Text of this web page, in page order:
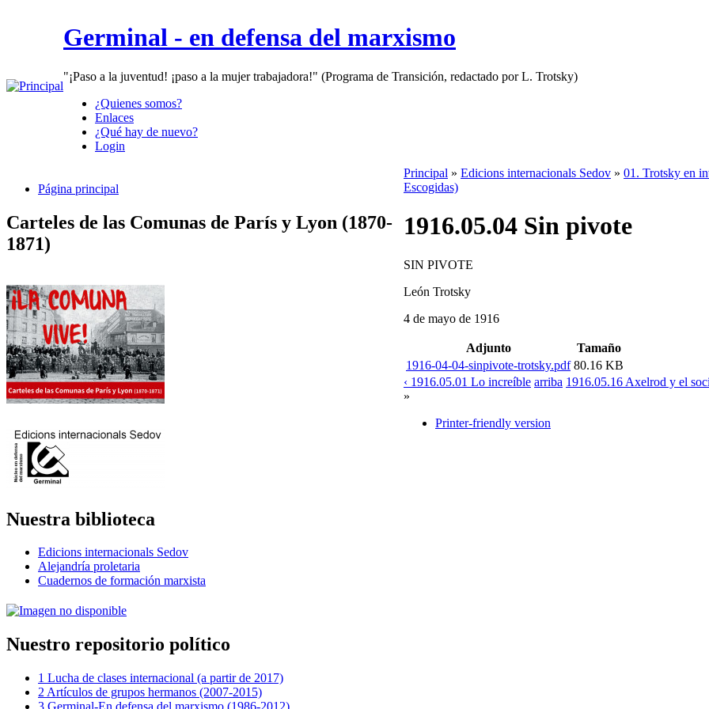
Germinal - en defensa del marxismo
"¡Paso a la juventud! ¡paso a la mujer trabajadora!" (Programa de Transición, redactado por L. Trotsky)
¿Quienes somos?
Enlaces
¿Qué hay de nuevo?
Login
Página principal
Carteles de las Comunas de París y Lyon (1870-
1871)
Nuestra biblioteca
Edicions internacionals Sedov
Alejandría proletaria
Cuadernos de formación marxista
Nuestro repositorio político
1 Lucha de clases internacional (a partir de 2017)
2 Artículos de grupos hermanos (2007-2015)
Principal » Edicions internacionals Sedov » 01. Trotsky en
Escogidas)
1916.05.04 Sin pivote
SIN PIVOTE
León Trotsky
4 de mayo de 1916
Adjunto
Tamaño
1916-04-04-sinpivote-trotsky.pdf 80.16 KB
‹ 1916.05.01 Lo increíble arriba 1916.05.16 Axelrod y el
»
Printer-friendly version